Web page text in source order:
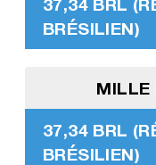
BRÉSILIEN)
MILLE
37,34 BRL
BRÉSILIEN)